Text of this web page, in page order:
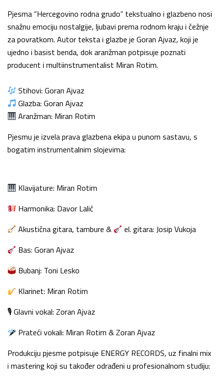
Pjesma “Hercegovino rodna grudo” tekstualno i glazbeno nosi
snažnu emociju nostalgije, ljubavi prema rodnom kraju i čežnje
za povratkom. Autor teksta i glazbe je Goran Ajvaz, koji je
ujedno i basist benda, dok aranžman potpisuje poznati
producent i multiinstrumentalist Miran Rotim.
Stihovi: Goran Ajvaz
Glazba: Goran Ajvaz
Aranžman: Miran Rotim
Pjesmu je izvela prava glazbena ekipa u punom sastavu, s
bogatim instrumentalnim slojevima:
Klavijature: Miran Rotim
Harmonika: Davor Lalić
Akustična gitara, tambure &
el. gitara: Josip Vukoja
Bas: Goran Ajvaz
Bubanj: Toni Lesko
Klarinet: Miran Rotim
🎙 Glavni vokal: Zoran Ajvaz
Prateći vokali: Miran Rotim & Zoran Ajvaz
Produkciju pjesme potpisuje ENERGY RECORDS, uz finalni mix
i mastering koji su također odrađeni u profesionalnom studiju: